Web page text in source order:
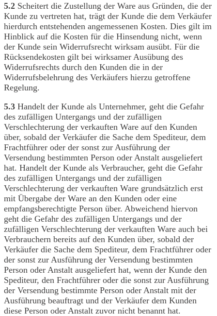
5.2 Scheitert die Zustellung der Ware aus Gründen, die der
Kunde zu vertreten hat, trägt der Kunde die dem Verkäufer
hierdurch entstehenden angemessenen Kosten. Dies gilt im
Hinblick auf die Kosten für die Hinsendung nicht, wenn
der Kunde sein Widerrufsrecht wirksam ausübt. Für die
Rücksendekosten gilt bei wirksamer Ausübung des
Widerrufsrechts durch den Kunden die in der
Widerrufsbelehrung des Verkäufers hierzu getroffene
Regelung.
5.3 Handelt der Kunde als Unternehmer, geht die Gefahr
des zufälligen Untergangs und der zufälligen
Verschlechterung der verkauften Ware auf den Kunden
über, sobald der Verkäufer die Sache dem Spediteur, dem
Frachtführer oder der sonst zur Ausführung der
Versendung bestimmten Person oder Anstalt ausgeliefert
hat. Handelt der Kunde als Verbraucher, geht die Gefahr
des zufälligen Untergangs und der zufälligen
Verschlechterung der verkauften Ware grundsätzlich erst
mit Übergabe der Ware an den Kunden oder eine
empfangsberechtigte Person über. Abweichend hiervon
geht die Gefahr des zufälligen Untergangs und der
zufälligen Verschlechterung der verkauften Ware auch bei
Verbrauchern bereits auf den Kunden über, sobald der
Verkäufer die Sache dem Spediteur, dem Frachtführer oder
der sonst zur Ausführung der Versendung bestimmten
Person oder Anstalt ausgeliefert hat, wenn der Kunde den
Spediteur, den Frachtführer oder die sonst zur Ausführung
der Versendung bestimmte Person oder Anstalt mit der
Ausführung beauftragt und der Verkäufer dem Kunden
diese Person oder Anstalt zuvor nicht benannt hat.